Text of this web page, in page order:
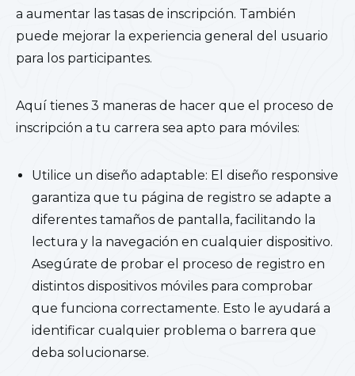
a aumentar las tasas de inscripción. También
puede mejorar la experiencia general del usuario
para los participantes.
Aquí tienes 3 maneras de hacer que el proceso de
inscripción a tu carrera sea apto para móviles:
Utilice un diseño adaptable: El diseño responsive
garantiza que tu página de registro se adapte a
diferentes tamaños de pantalla, facilitando la
lectura y la navegación en cualquier dispositivo.
Asegúrate de probar el proceso de registro en
distintos dispositivos móviles para comprobar
que funciona correctamente. Esto le ayudará a
identificar cualquier problema o barrera que
deba solucionarse.